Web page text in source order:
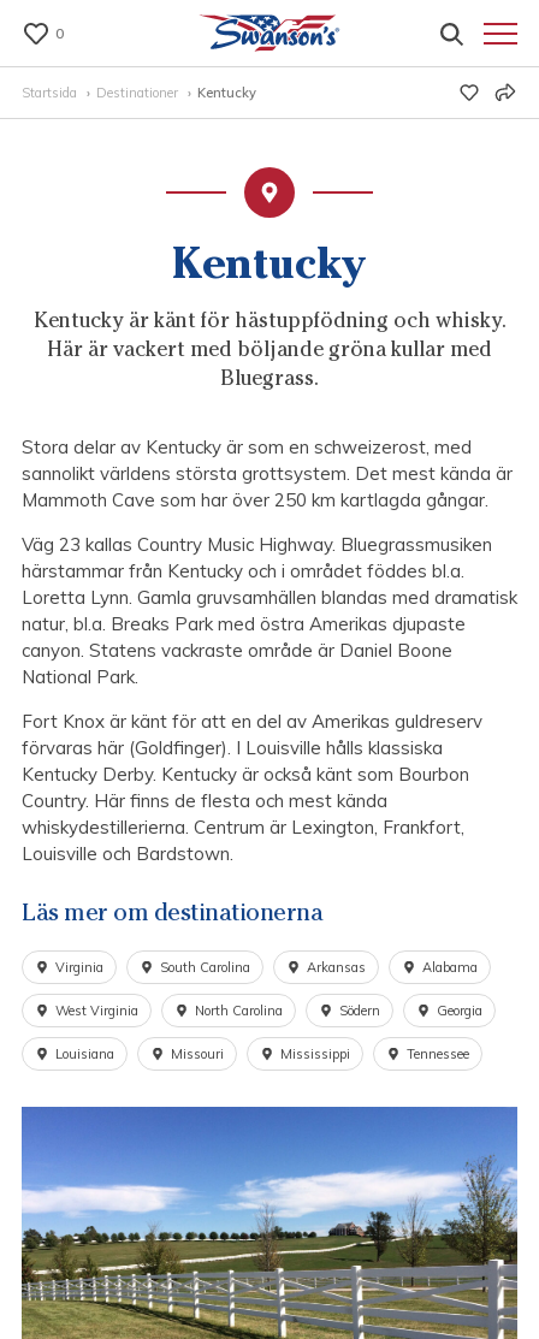
0
Startsida Destinationer Kentucky
Kentucky
Kentucky är känt för hästuppfödning och whisky.
Här är vackert med böljande gröna kullar med
Bluegrass.
Stora delar av Kentucky är som en schweizerost, med
sannolikt världens största grottsystem. Det mest kända är
Mammoth Cave som har över 250 km kartlagda gångar.
Väg 23 kallas Country Music Highway. Bluegrassmusiken
härstammar från Kentucky och i området föddes bl.a.
Loretta Lynn. Gamla gruvsamhällen blandas med dramatisk
natur, bl.a. Breaks Park med östra Amerikas djupaste
canyon. Statens vackraste område är Daniel Boone
National Park.
Fort Knox är känt för att en del av Amerikas guldreserv
förvaras här (Goldfinger). I Louisville hålls klassiska
Kentucky Derby. Kentucky är också känt som Bourbon
Country. Här finns de flesta och mest kända
whiskydestillerierna. Centrum är Lexington, Frankfort,
Louisville och Bardstown.
Läs mer om destinationerna
Virginia South Carolina Arkansas Alabama
West Virginia North Carolina Södern Georgia
Louisiana Missouri Mississippi Tennessee